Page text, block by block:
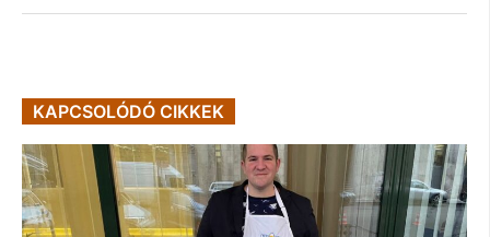
KAPCSOLÓDÓ CIKKEK